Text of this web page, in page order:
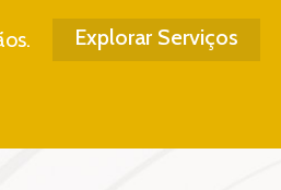
Explorar Serviços